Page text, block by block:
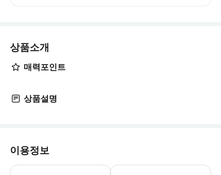
상품소개
매력포인트
상품설명
이용정보
☝️ 꼭 알아두세요 [예약 안내] - 투어